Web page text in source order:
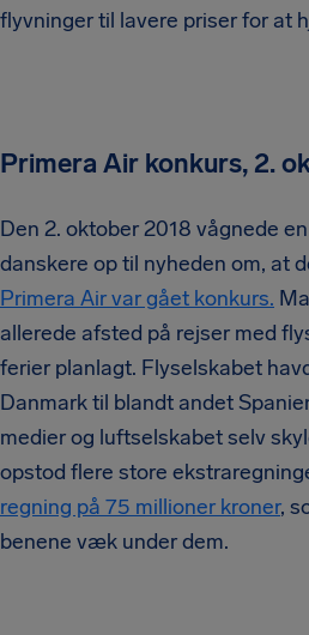
flyvninger til lavere priser for at
Primera Air konkurs, 2.
Den 2. oktober 2018 vågnede
danskere op til nyheden om, at
Primera Air var gået konkurs.
allerede afsted på rejser med
ferier planlagt. Flyselskabet
Danmark til blandt andet
medier og luftselskabet selv
opstod flere store
regning på 75 millioner kroner,
benene væk under dem.